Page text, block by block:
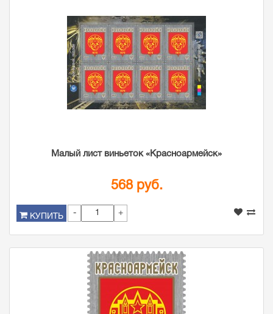
Малый лист виньеток «Красноармейск»
568 руб.
КУПИТЬ - +